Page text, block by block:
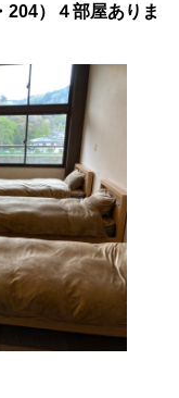
）４部屋ありま